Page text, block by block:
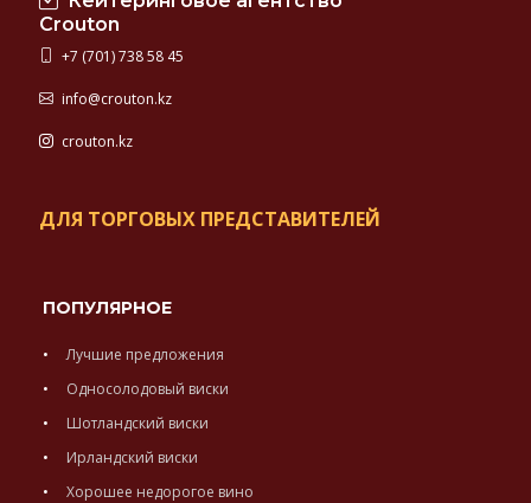
Crouton
+7 (701) 738 58 45
info@crouton.kz
crouton.kz
ДЛЯ ТОРГОВЫХ ПРЕДСТАВИТЕЛЕЙ
ПОПУЛЯРНОЕ
Лучшие предложения
Односолодовый виски
Шотландский виски
Ирландский виски
Хорошее недорогое вино